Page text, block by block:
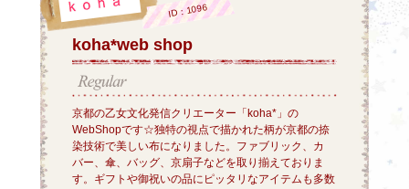
koha*web shop
ID：1096
京都の乙女文化発信クリエーター「koha*」の
WebShopです☆独特の視点で描かれた柄が京都の捺
染技術で美しい布になりました。ファブリック、カ
バー、傘、バッグ、京扇子などを取り揃えておりま
す。ギフトや御祝いの品にピッタリなアイテムも多数